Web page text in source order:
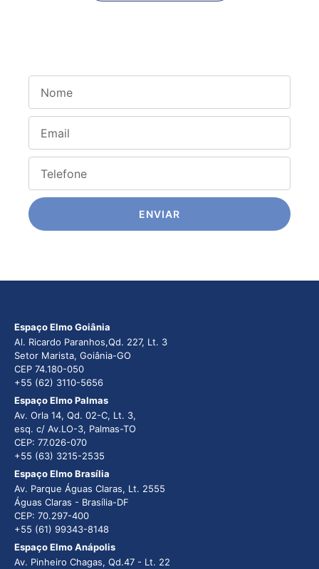
ENVIAR
Espaço Elmo Goiânia
Al. Ricardo Paranhos,Qd. 227, Lt. 3
Setor Marista, Goiânia-GO
CEP 74.180-050
+55 (62) 3110-5656
Espaço Elmo Palmas
Av. Orla 14, Qd. 02-C, Lt. 3,
esq. c/ Av.LO-3, Palmas-TO
CEP: 77.026-070
+55 (63) 3215-2535
Espaço Elmo Brasília
Av. Parque Águas Claras, Lt. 2555
Águas Claras - Brasília-DF
CEP: 70.297-400
+55 (61) 99343-8148
Espaço Elmo Anápolis
Av. Pinheiro Chagas, Qd.47 - Lt. 22